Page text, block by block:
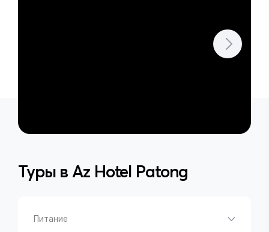
Туры вAz Hotel Patong
Питание